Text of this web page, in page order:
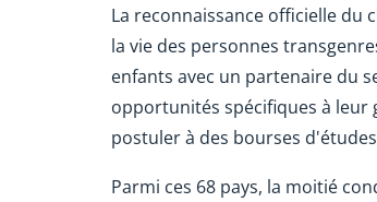
La reconnaissance officielle du
la vie des personnes
enfants avec un partenaire du
opportunités spécifiques à leur
postuler à des bourses
Parmi ces 68 pays, la moitié